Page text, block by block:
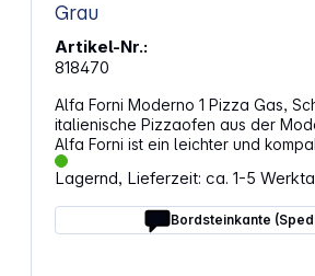
Grau
Artikel-Nr.:
818470
Alfa Forni Moderno 1 Pizza Gas,
italienische Pizzaofen aus der
Alfa Forni ist ein leichter und
der mit Gas beheizt wird. Der in
einsatzbereite Alfa 1 Pizza erreicht
von bis zu 500 °C und backt eine
neapolitanische Pizza in nur 90
Lagernd, Lieferzeit: ca. 1-5
Bordsteinkante